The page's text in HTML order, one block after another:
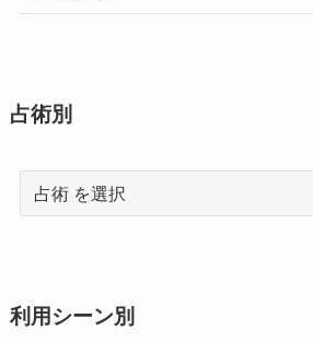
占術別
術
利用シーン別